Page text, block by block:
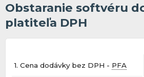
Obstaranie softvéru
platiteľa DPH
1. Cena dodávky bez DPH - PFA